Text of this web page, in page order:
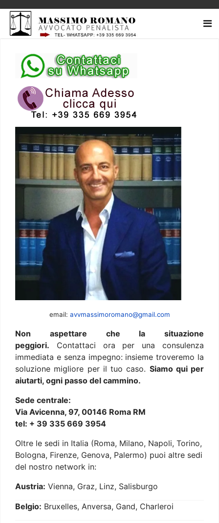
email: avvmassimoromano@gmail.com
Non aspettare che la situazione
peggiori. Contattaci ora per una consulenza
immediata e senza impegno: insieme troveremo la
soluzione migliore per il tuo caso. Siamo qui per
aiutarti, ogni passo del cammino.
Sede centrale:
Via Avicenna, 97, 00146 Roma RM
tel: + 39 335 669 3954
Oltre le sedi in Italia (Roma, Milano, Napoli, Torino,
Bologna, Firenze, Genova, Palermo) puoi altre sedi
del nostro network in:
Austria: Vienna, Graz, Linz, Salisburgo
Belgio: Bruxelles, Anversa, Gand, Charleroi